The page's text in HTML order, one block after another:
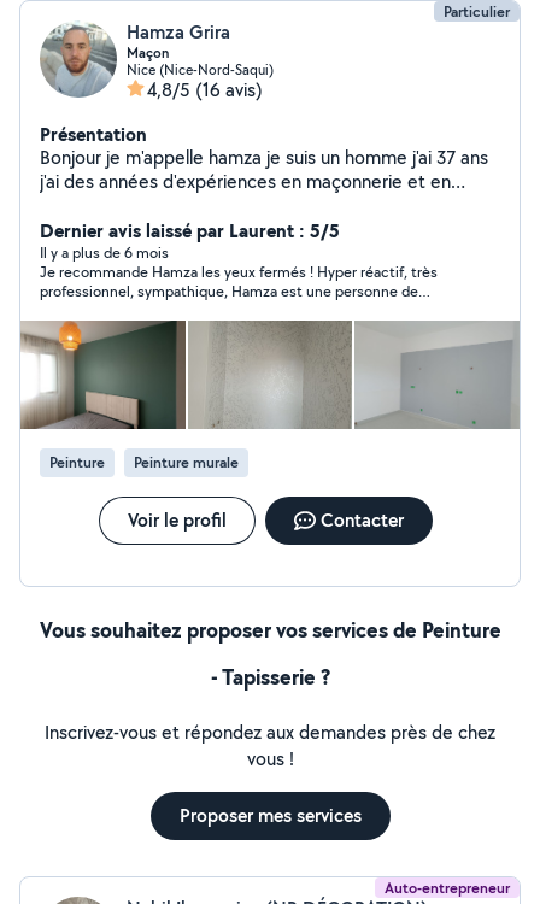
Particulier
Hamza Grira
Maçon
Nice (Nice-Nord-Saqui)
4,8/5 (16 avis)
Présentation
Bonjour je m'appelle hamza je suis un homme j'ai 37 ans
j'ai des années d'expériences en maçonnerie et en
travaux de rénovation d'entretien Airbnb de maçonnerie
peinture et du bricolage n'hésitez pas à me contacter.
Dernier avis laissé par Laurent : 5/5
Il y a plus de 6 mois
Je recommande Hamza les yeux fermés ! Hyper réactif, très
professionnel, sympathique, Hamza est une personne de
travaux. Merci encore tu as été au top !
Peinture Peinture murale
Voir le profil Contacter
Vous souhaitez proposer vos services de Peinture
- Tapisserie ?
Inscrivez-vous et répondez aux demandes près de chez
vous !
Proposer mes services
Auto-entrepreneur